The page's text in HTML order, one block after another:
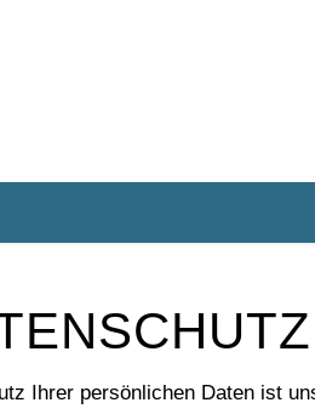
Ihrer persönlichen Daten ist